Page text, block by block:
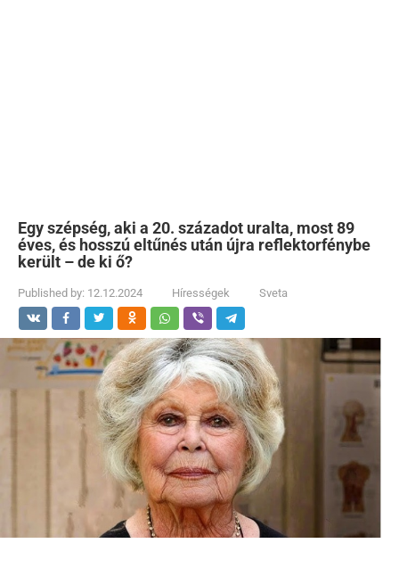
Egy szépség, aki a 20. századot uralta, most 89
éves, és hosszú eltűnés után újra reflektorfénybe
került – de ki ő?
Published by: 12.12.2024 Hírességek Sveta